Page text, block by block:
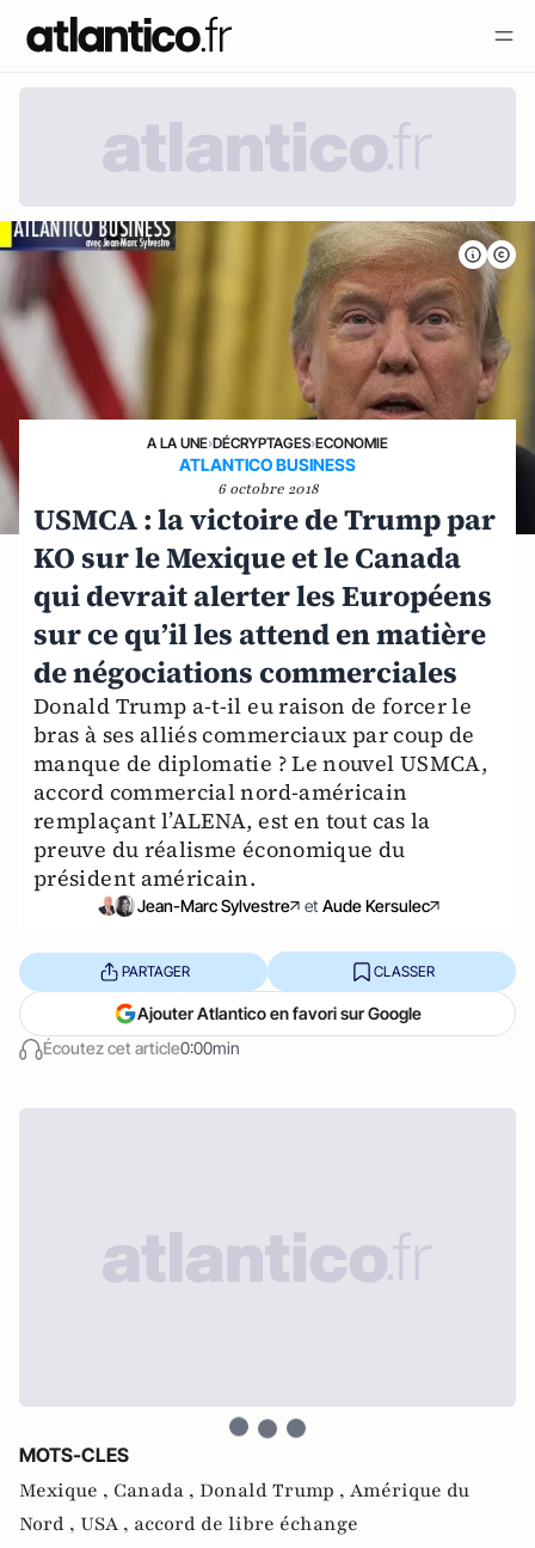
A LA UNE›DÉCRYPTAGES›ECONOMIE
ATLANTICO BUSINESS
6 octobre 2018
USMCA : la victoire de Trump par
KO sur le Mexique et le Canada
qui devrait alerter les Européens
sur ce qu’il les attend en matière
de négociations commerciales
Donald Trump a-t-il eu raison de forcer le
bras à ses alliés commerciaux par coup de
manque de diplomatie ? Le nouvel USMCA,
accord commercial nord-américain
remplaçant l’ALENA, est en tout cas la
preuve du réalisme économique du
président américain.
Jean-Marc Sylvestre et Aude Kersulec
Écoutez cet article0:00min
PARTAGER CLASSER
Ajouter Atlantico en favori sur Google
MOTS-CLES
Mexique , Canada , Donald Trump , Amérique du
Nord , USA , accord de libre échange